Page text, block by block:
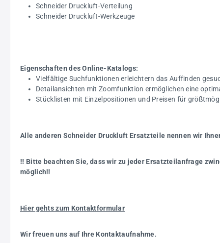
Schneider Druckluft-Verteilung
Schneider Druckluft-Werkzeuge
Eigenschaften des Online-Katalogs:
Vielfältige Suchfunktionen erleichtern das Auffinden
Detailansichten mit Zoomfunktion ermöglichen eine
Stücklisten mit Einzelpositionen und Preisen für
Alle anderen Schneider Druckluft Ersatzteile nennen wir
!! Bitte beachten Sie, dass wir zu jeder Ersatzteilanfrage
möglich!!
Hier gehts zum Kontaktformular
Wir freuen uns auf Ihre Kontaktaufnahme.